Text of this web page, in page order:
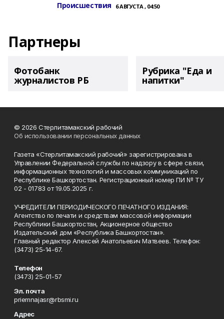
Происшествия 6 АВГУСТА , 04:50
Партнеры
Фотобанк
журналистов РБ
Рубрика "Еда и
напитки"
© 2026 Стерлитамакский рабочий
Об использовании персональных данных
Газета «Стерлитамакский рабочий» зарегистрирована в
Управлении Федеральной службы по надзору в сфере связи,
информационных технологий и массовых коммуникаций по
Республике Башкортостан. Регистрационный номер ПИ № ТУ
02 - 01783 от 19.05.2025 г.
УЧРЕДИТЕЛИ ПЕРИОДИЧЕСКОГО ПЕЧАТНОГО ИЗДАНИЯ:
Агентство по печати и средствам массовой информации
Республики Башкортостан, Акционерное общество
Издательский дом «Республика Башкортостан».
Главный редактор Алексей Анатольевич Матвеев. Телефон:
(3473) 25-14-67.
Телефон
(3473) 25-01-57
Эл. почта
priemnajasr@rbsmi.ru
Адрес